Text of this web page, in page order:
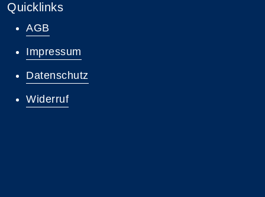
Quicklinks
AGB
Impressum
Datenschutz
Widerruf